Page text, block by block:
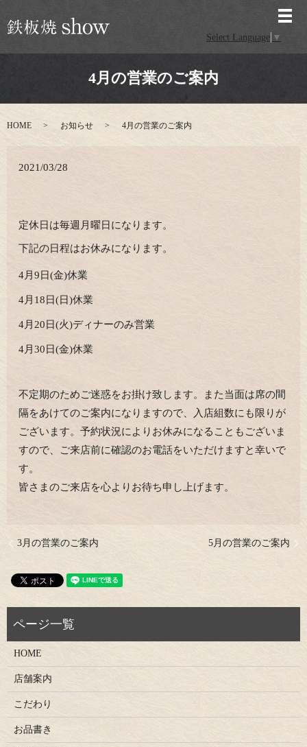
メ
Select Language ▼
4月の営業のご案内
HOME お知らせ 4月の営業のご案内
2021/03/28
定休日は毎週月曜日になります。
下記の日程はお休みになります。
4月9日(金)休業
4月18日(日)休業
4月20日(火)ディナーのみ営業
4月30日(金)休業
不定期のためご迷惑をお掛け致します。また当面は席の間
隔をあけてのご案内になりますので、入店組数にも限りが
ございます。予約状況によりお休みになることもございま
すので、ご来店前に確認のお電話をいただけますと幸いで
す。
皆さまのご来店を心よりお待ち申し上げます。
3月の営業のご案内 5月の営業のご案内
HOME
店舗案内
こだわり
お品書き